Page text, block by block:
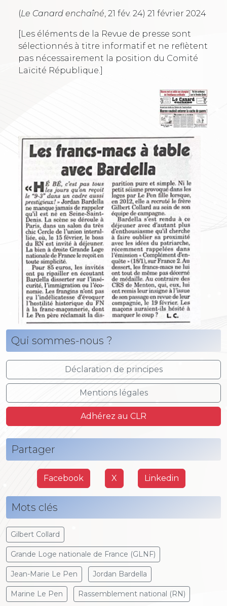
(Le Canard enchaîné , 21 fév. 24) 21 février 2024
[Les éléments de la Revue de presse sont
sélectionnés à titre informatif et ne reflètent
pas nécessairement la position du Comité
Laïcité République.]
Qui sommes-nous ?
Déclaration de principes
Mentions légales
Adhérez au CLR
Partager
Facebook X Linkedin
Mots clés
Gilbert Collard
Grande Loge nationale de France (GLNF)
Jean-Marie Le Pen Jordan Bardella
Marine Le Pen Rassemblement national (RN)